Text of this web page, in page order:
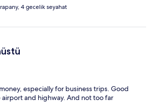
4 gecelik seyahat
especially for business trips. Good
airport and highway. And not too far